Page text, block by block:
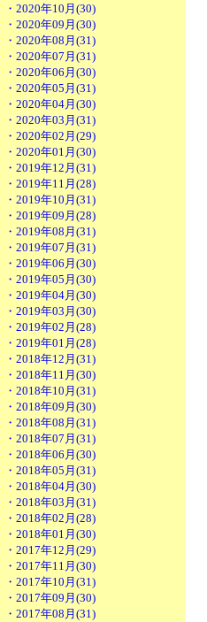
・2020年10月(30)
・2020年09月(30)
・2020年08月(31)
・2020年07月(31)
・2020年06月(30)
・2020年05月(31)
・2020年04月(30)
・2020年03月(31)
・2020年02月(29)
・2020年01月(30)
・2019年12月(31)
・2019年11月(28)
・2019年10月(31)
・2019年09月(28)
・2019年08月(31)
・2019年07月(31)
・2019年06月(30)
・2019年05月(30)
・2019年04月(30)
・2019年03月(30)
・2019年02月(28)
・2019年01月(28)
・2018年12月(31)
・2018年11月(30)
・2018年10月(31)
・2018年09月(30)
・2018年08月(31)
・2018年07月(31)
・2018年06月(30)
・2018年05月(31)
・2018年04月(30)
・2018年03月(31)
・2018年02月(28)
・2018年01月(30)
・2017年12月(29)
・2017年11月(30)
・2017年10月(31)
・2017年09月(30)
・2017年08月(31)